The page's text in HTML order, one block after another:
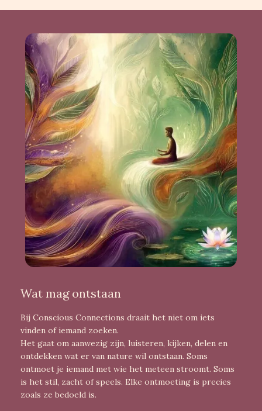
Wat mag ontstaan
Bij Conscious Connections draait het niet om iets
vinden of iemand zoeken.
Het gaat om aanwezig zijn, luisteren, kijken, delen en
ontdekken wat er van nature wil ontstaan. Soms
ontmoet je iemand met wie het meteen stroomt. Soms
is het stil, zacht of speels. Elke ontmoeting is precies
zoals ze bedoeld is.